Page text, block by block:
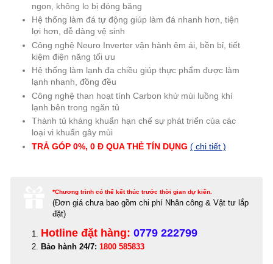
ngon, không lo bị đóng băng
Hệ thống làm đá tự động giúp làm đá nhanh hơn, tiện
lợi hơn, dễ dàng vệ sinh
Công nghệ Neuro Inverter vận hành êm ái, bền bỉ, tiết
kiệm điện năng tối ưu
Hệ thống làm lạnh đa chiều giúp thực phẩm được làm
lạnh nhanh, đồng đều
Công nghệ than hoạt tính Carbon khử mùi luồng khí
lạnh bên trong ngăn tủ
Thành tủ kháng khuẩn hạn chế sự phát triển của các
loại vi khuẩn gây mùi
TRẢ GÓP 0%, 0 Đ QUA THẺ TÍN DỤNG ( chi tiết )
*Chương trình có thể kết thúc trước thời gian dự kiến.
(Đơn giá c hưa bao gồm chi phí Nhân công & Vật tư lắp
đặt)
Hotline đặt hàng: 0779 222799
Bảo hành 24/7: 1800 585833